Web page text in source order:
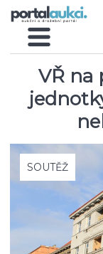
VŘ na
SOUTĚŽ